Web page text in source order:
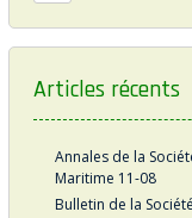
Articles récents
Annales de la
Maritime 11-08
Bulletin de la